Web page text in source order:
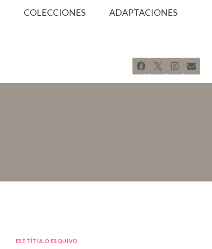
COLECCIONES ADAPTACIONES
ESE TÍTULO ESQUIVO